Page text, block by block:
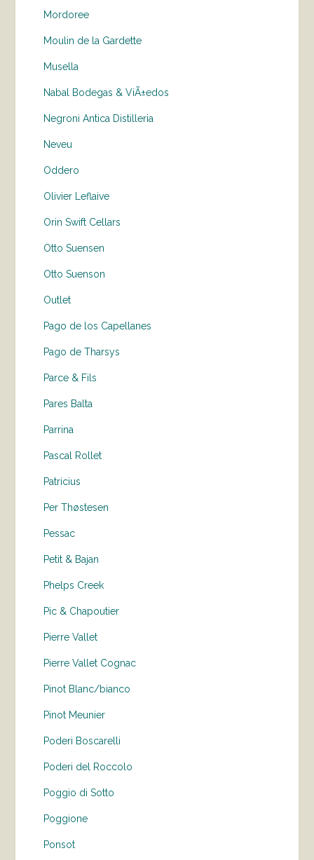
Mordoree
Moulin de la Gardette
Musella
Nabal Bodegas & ViÃ±edos
Negroni Antica Distilleria
Neveu
Oddero
Olivier Leflaive
Orin Swift Cellars
Otto Suensen
Otto Suenson
Outlet
Pago de los Capellanes
Pago de Tharsys
Parce & Fils
Pares Balta
Parrina
Pascal Rollet
Patricius
Per Thøstesen
Pessac
Petit & Bajan
Phelps Creek
Pic & Chapoutier
Pierre Vallet
Pierre Vallet Cognac
Pinot Blanc/bianco
Pinot Meunier
Poderi Boscarelli
Poderi del Roccolo
Poggio di Sotto
Poggione
Ponsot